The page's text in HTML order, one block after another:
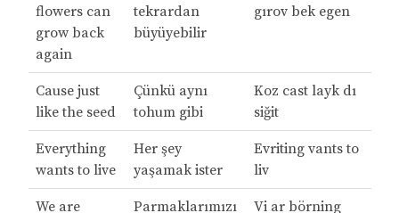
flowers can
grow back
again
tekrardan
büyüyebilir
gırov bek egen
Cause just
like the seed
Çünkü aynı
tohum gibi
Koz cast layk dı
siğit
Everything
wants to live
Her şey
yaşamak ister
Evriting vants to
liv
We are Parmaklarımızı Vi ar börning